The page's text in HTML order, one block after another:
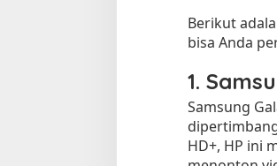
a
n
a
g
a
E
Berikut
bisa Anda
1.
Samsung
HD+, HP ini